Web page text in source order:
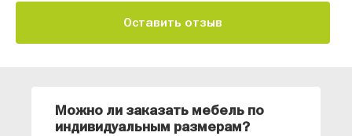
Оставить отзыв
Можно ли заказать мебель по
индивидуальным размерам?